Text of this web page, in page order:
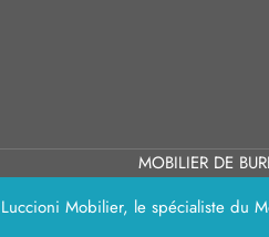
MOBILIER DE
Luccioni Mobilier, le spécialiste du